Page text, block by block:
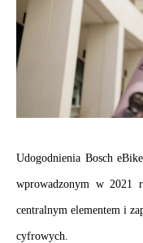
Udogodnienia Bosch
wprowadzonym w 2021
centralnym elementem i
cyfrowych.